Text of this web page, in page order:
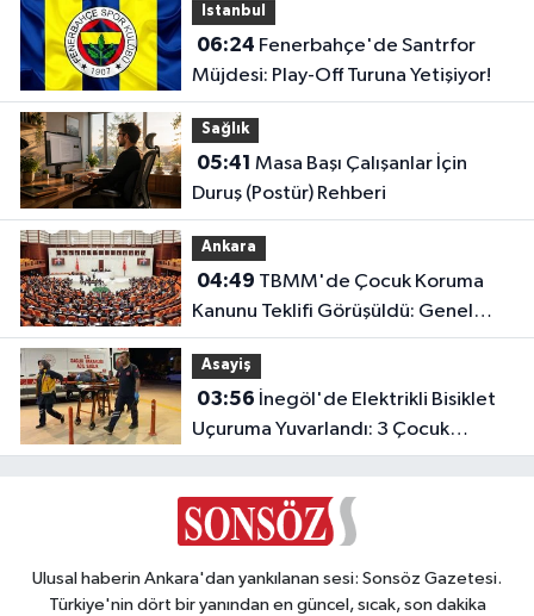
Istanbul
06:24
Müjdesi: Play-Off Turuna Yetişiyor!
Sağlık
05:41
Duruş (Postür) Rehberi
Ankara
04:49
Kanunu Teklifi Görüşüldü: Genel
Kurul Tamamlandı!
Asayiş
03:56
Uçuruma Yuvarlandı: 3 Çocuk
Yaralandı!
Ulusal haberin Ankara'dan yankılanan sesi: Sonsöz Gazetesi.
Türkiye'nin dört bir yanından en güncel, sıcak, son dakika